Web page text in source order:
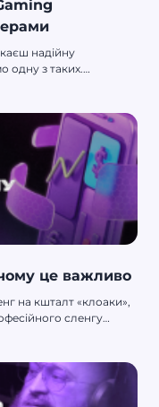
надійну
одну з таких.
Міжнародна
партнером на
час і роблять усе
прибуткової
це важливо
на кшталт «клоаки»,
сленгу
де у тебе
потрібно
дає спокою